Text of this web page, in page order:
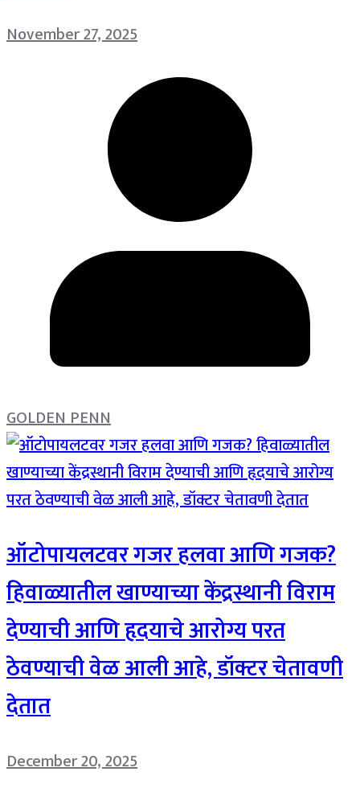
November 27, 2025
GOLDEN PENN
ऑटोपायलटवर गजर हलवा आणि गजक?
हिवाळ्यातील खाण्याच्या केंद्रस्थानी विराम
देण्याची आणि हृदयाचे आरोग्य परत
ठेवण्याची वेळ आली आहे, डॉक्टर चेतावणी
देतात
December 20, 2025